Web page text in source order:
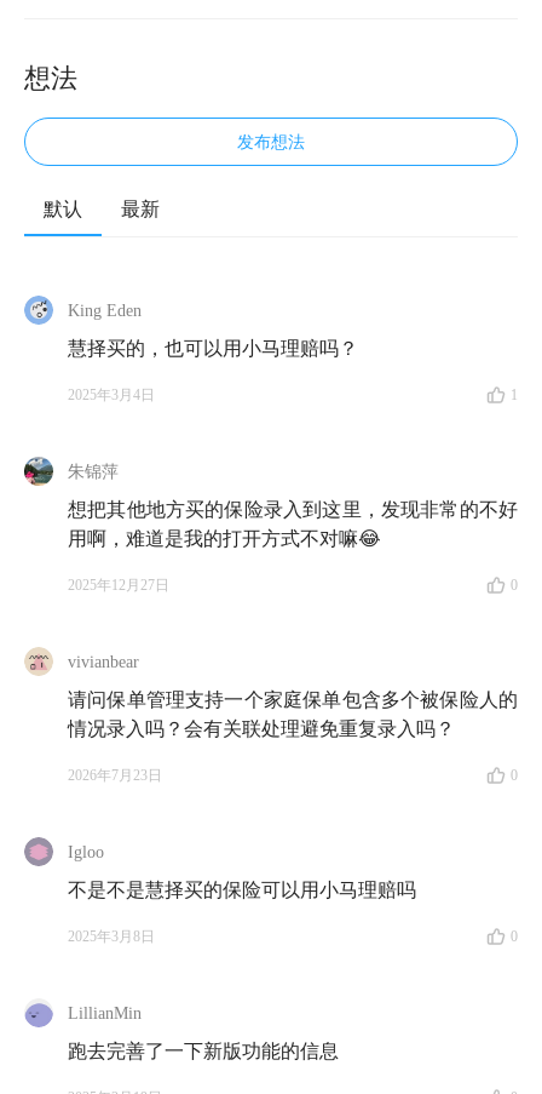
想法
发布想法
默认 最新
King Eden
慧择买的，也可以用小马理赔吗？
2025年3月4日 1
朱锦萍
想把其他地方买的保险录入到这里，发现非常的不好
用啊，难道是我的打开方式不对嘛😂
2025年12月27日 0
vivianbear
请问保单管理支持一个家庭保单包含多个被保险人的
情况录入吗？会有关联处理避免重复录入吗？
2026年7月23日 0
Igloo
不是不是慧择买的保险可以用小马理赔吗
2025年3月8日 0
LillianMin
跑去完善了一下新版功能的信息